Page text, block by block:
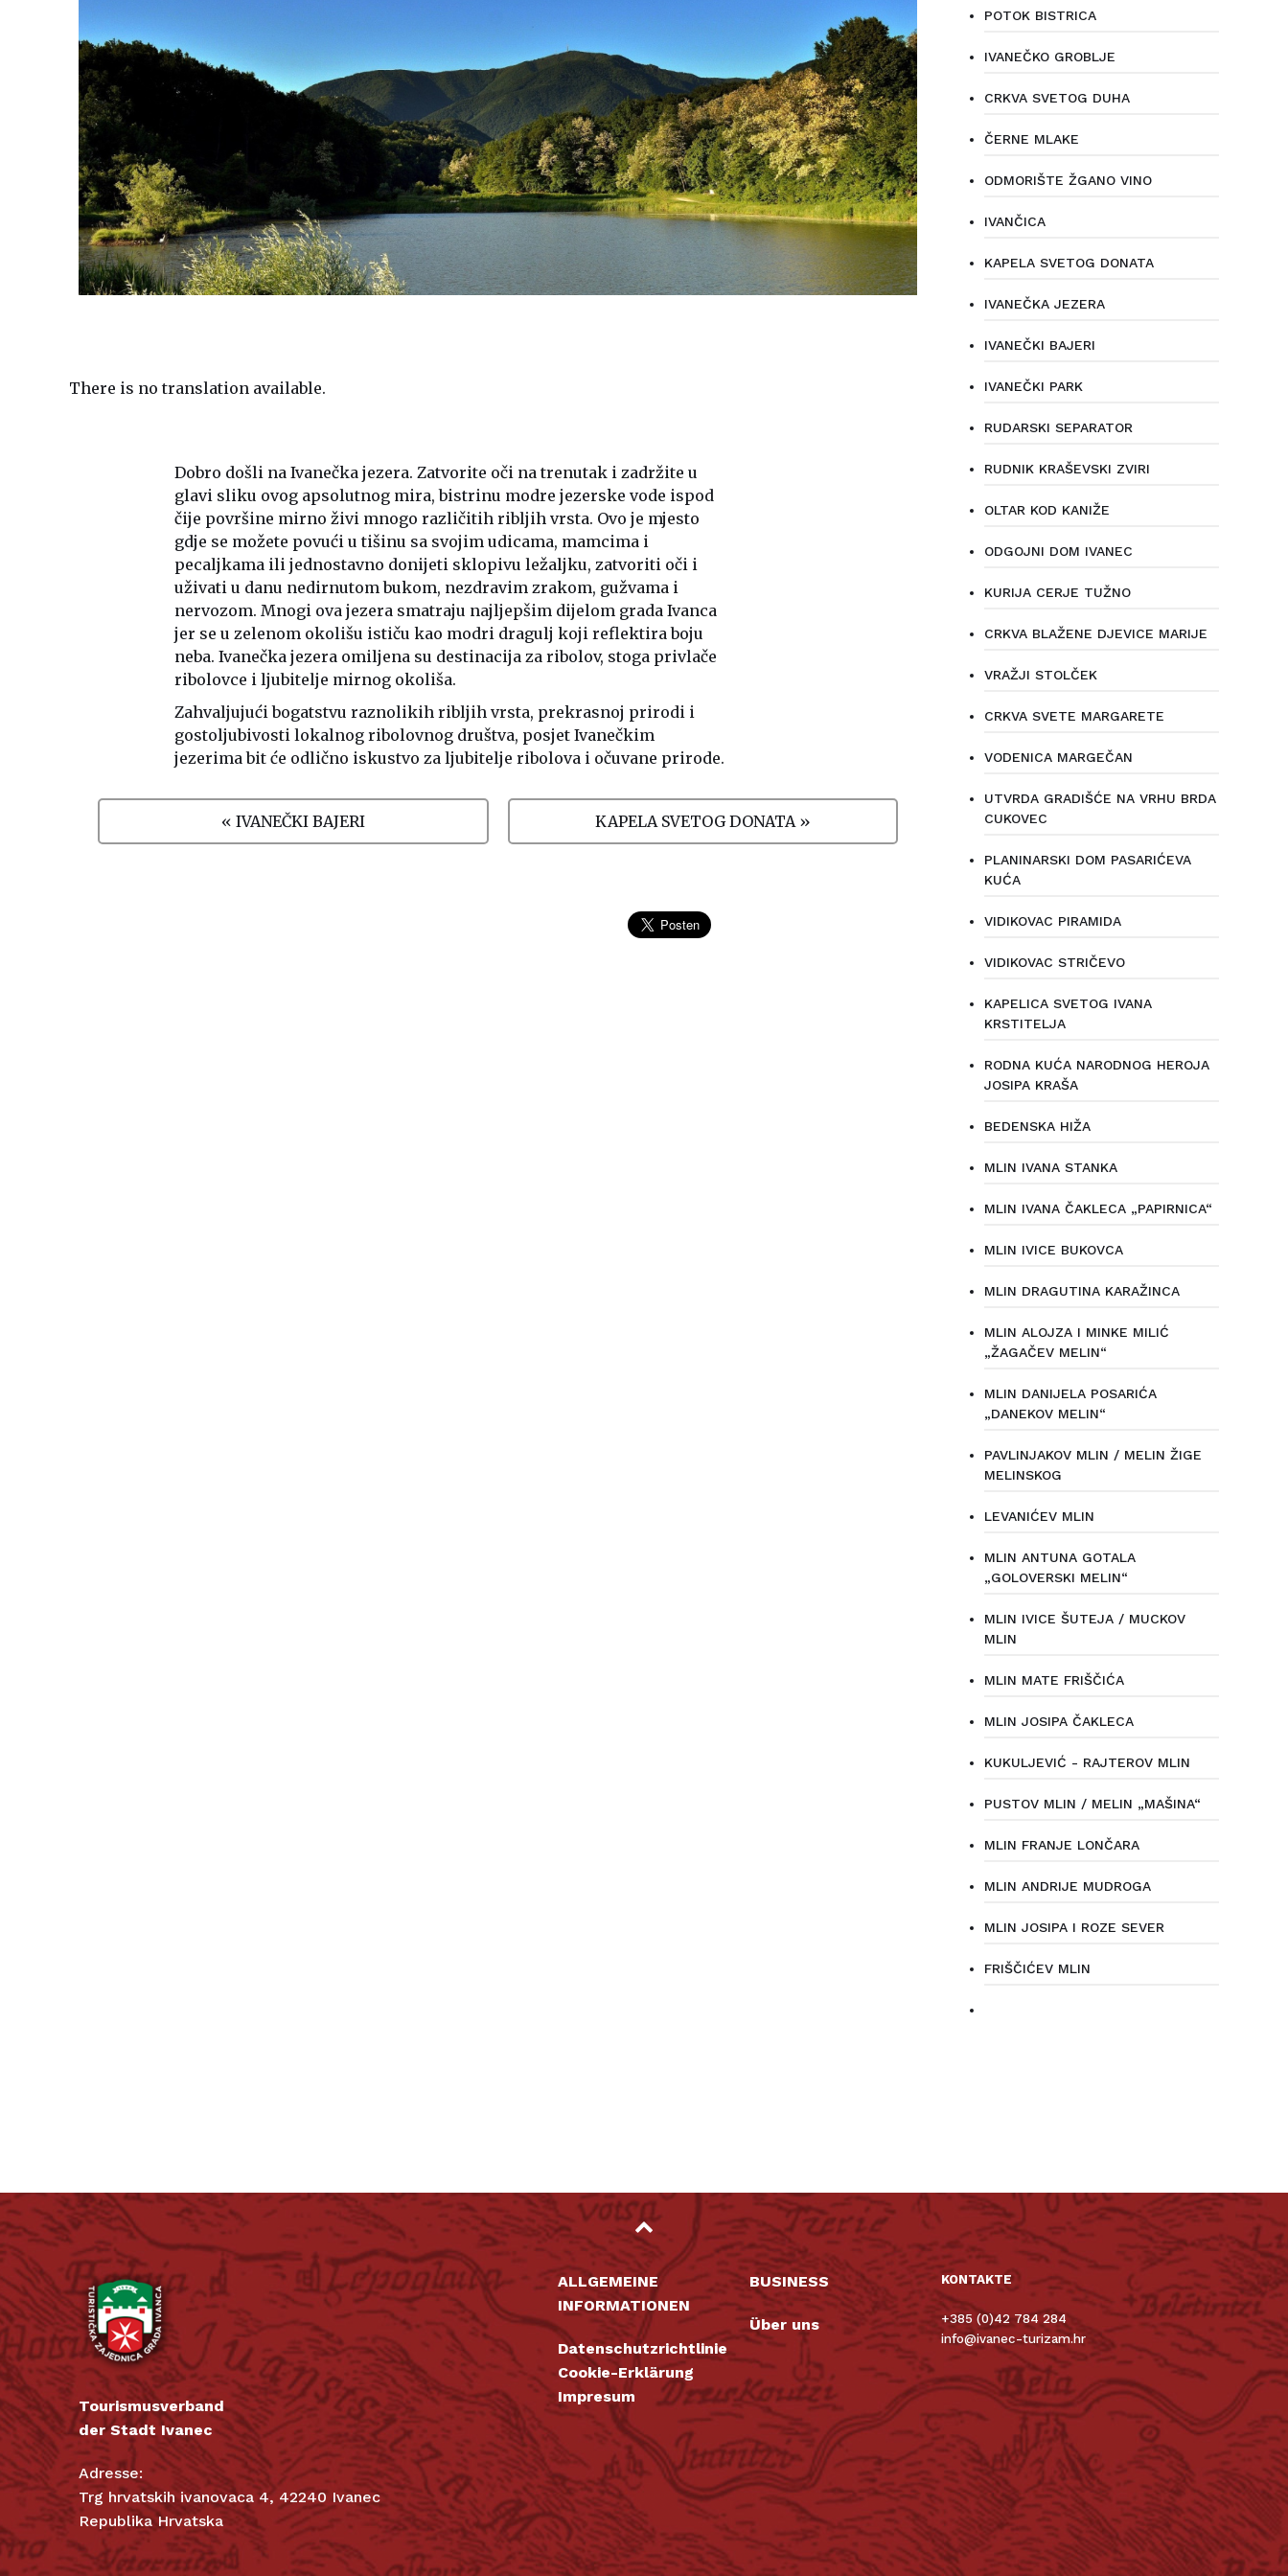
There is no translation available.
Dobro došli na Ivanečka jezera. Zatvorite oči na trenutak i zadržite u
glavi sliku ovog apsolutnog mira, bistrinu modre jezerske vode ispod
čije površine mirno živi mnogo različitih ribljih vrsta. Ovo je mjesto
gdje se možete povući u tišinu sa svojim udicama, mamcima i
pecaljkama ili jednostavno donijeti sklopivu ležaljku, zatvoriti oči i
uživati u danu nedirnutom bukom, nezdravim zrakom, gužvama i
nervozom. Mnogi ova jezera smatraju najljepšim dijelom grada Ivanca
jer se u zelenom okolišu ističu kao modri dragulj koji reflektira boju
neba. Ivanečka jezera omiljena su destinacija za ribolov, stoga privlače
ribolovce i ljubitelje mirnog okoliša.
Zahvaljujući bogatstvu raznolikih ribljih vrsta, prekrasnoj prirodi i
gostoljubivosti lokalnog ribolovnog društva, posjet Ivanečkim
jezerima bit će odlično iskustvo za ljubitelje ribolova i očuvane prirode.
« IVANEČKI BAJERI KAPELA SVETOG DONATA »
POTOK BISTRICA
IVANEČKO GROBLJE
CRKVA SVETOG DUHA
ČERNE MLAKE
ODMORIŠTE ŽGANO VINO
IVANČICA
KAPELA SVETOG DONATA
IVANEČKA JEZERA
IVANEČKI BAJERI
IVANEČKI PARK
RUDARSKI SEPARATOR
RUDNIK KRAŠEVSKI ZVIRI
OLTAR KOD KANIŽE
ODGOJNI DOM IVANEC
KURIJA CERJE TUŽNO
CRKVA BLAŽENE DJEVICE MARIJE
VRAŽJI STOLČEK
CRKVA SVETE MARGARETE
VODENICA MARGEČAN
UTVRDA GRADIŠĆE NA VRHU BRDA
CUKOVEC
PLANINARSKI DOM PASARIĆEVA
KUĆA
VIDIKOVAC PIRAMIDA
VIDIKOVAC STRIČEVO
KAPELICA SVETOG IVANA
KRSTITELJA
RODNA KUĆA NARODNOG HEROJA
JOSIPA KRAŠA
BEDENSKA HIŽA
MLIN IVANA STANKA
MLIN IVANA ČAKLECA „PAPIRNICA“
MLIN IVICE BUKOVCA
MLIN DRAGUTINA KARAŽINCA
MLIN ALOJZA I MINKE MILIĆ
„ŽAGAČEV MELIN“
MLIN DANIJELA POSARIĆA
„DANEKOV MELIN“
PAVLINJAKOV MLIN / MELIN ŽIGE
MELINSKOG
LEVANIĆEV MLIN
MLIN ANTUNA GOTALA
„GOLOVERSKI MELIN“
MLIN IVICE ŠUTEJA / MUCKOV
MLIN
MLIN MATE FRIŠČIĆA
MLIN JOSIPA ČAKLECA
KUKULJEVIĆ - RAJTEROV MLIN
PUSTOV MLIN / MELIN „MAŠINA“
MLIN FRANJE LONČARA
MLIN ANDRIJE MUDROGA
MLIN JOSIPA I ROZE SEVER
FRIŠČIĆEV MLIN
Tourismusverband
der Stadt Ivanec
Adresse:
Trg hrvatskih ivanovaca 4, 42240 Ivanec
Republika Hrvatska
ALLGEMEINE
INFORMATIONEN
Datenschutzrichtlinie
Cookie-Erklärung
Impresum
BUSINESS
Über uns
KONTAKTE
+385 (0)42 784 284
info@ivanec-turizam.hr